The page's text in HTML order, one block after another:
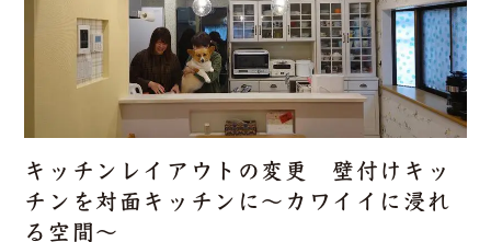
キッチンレイアウトの変更 壁付けキッ
チンを対面キッチンに～カワイイに浸れ
る空間～